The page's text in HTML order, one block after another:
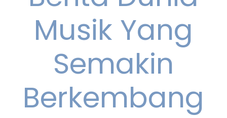
Musik Yang
Semakin
Berkembang